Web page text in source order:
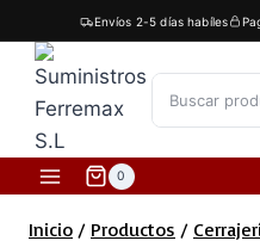
al
contenido
Envíos 2-5 días habíles
0
Inicio / Productos /